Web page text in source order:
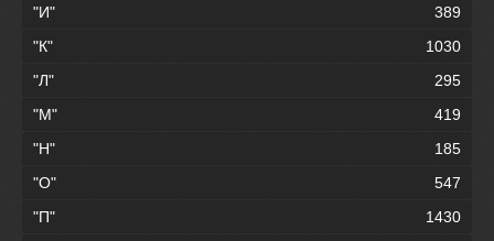
"И"
389
"К"
1030
"Л"
295
"М"
419
"Н"
185
"О"
547
"П"
1430